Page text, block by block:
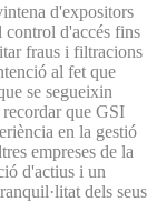
d'expositors
control d'accés fins
fraus i filtracions
al fet que
se segueixin
que GSI
en la gestió
empreses de la
d'actius i un
dels seus